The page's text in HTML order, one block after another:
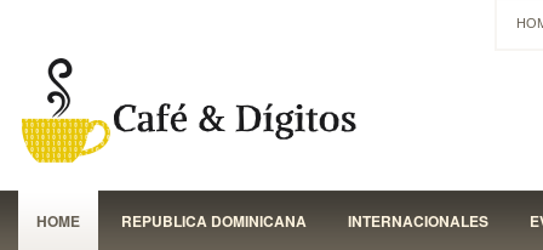
HOME REPUBLICA DOMINICANA INTERNACIONALES